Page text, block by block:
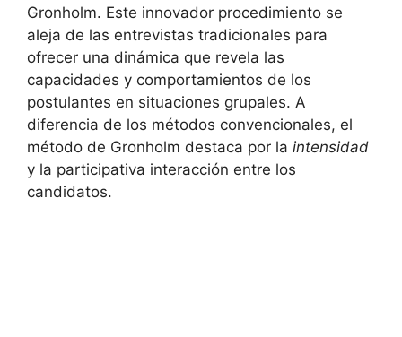
Gronholm. Este innovador procedimiento se
aleja de las entrevistas tradicionales para
ofrecer una dinámica que revela las
capacidades y comportamientos de los
postulantes en situaciones grupales. A
diferencia de los métodos convencionales, el
método de Gronholm destaca por la intensidad
y la participativa interacción entre los
candidatos.